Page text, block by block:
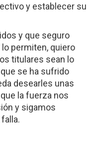
y establecer su
y que seguro
permiten, quiero
titulares sean lo
se ha sufrido
desearles unas
la fuerza nos
y sigamos